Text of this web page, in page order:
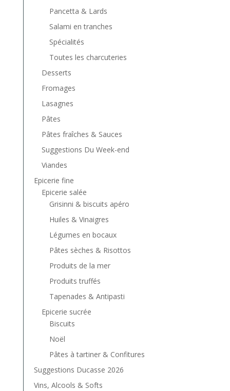
Pancetta & Lards
Salami en tranches
Spécialités
Toutes les charcuteries
Desserts
Fromages
Lasagnes
Pâtes
Pâtes fraîches & Sauces
Suggestions Du Week-end
Viandes
Epicerie fine
Epicerie salée
Grisinni & biscuits apéro
Huiles & Vinaigres
Légumes en bocaux
Pâtes sèches & Risottos
Produits de la mer
Produits truffés
Tapenades & Antipasti
Epicerie sucrée
Biscuits
Noël
Pâtes à tartiner & Confitures
Suggestions Ducasse 2026
Vins, Alcools & Softs